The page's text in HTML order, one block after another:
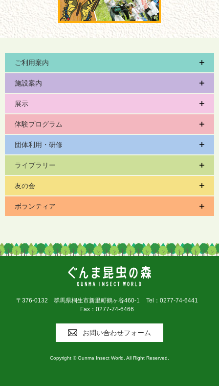
ご利用案内
施設案内
展示
体験プログラム
団体利用・研修
ライブラリー
友の会
ボランティア
〒376-0132 群馬県桐生市新里町鶴ヶ谷460-1
Tel：0277-74-6441
Fax：0277-74-6466
お問い合わせフォーム
Copyright © Gunma Insect World. All Right Reserved.